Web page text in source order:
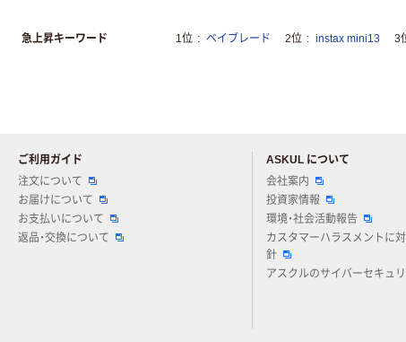
急上昇キーワード 1位 ベイブレード 2位 instax mini13 3
ご利用ガイド
注文について
お届けについて
お支払いについて
返品・交換について
ASKUL について
会社案内
投資家情報
環境・社会活動報告
カスタマーハラスメントに
針
アスクルのサイバーセキュリ